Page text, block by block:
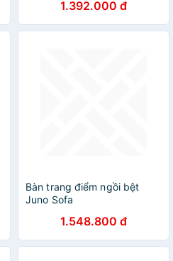
1.392.000 đ
Bàn trang điểm ngồi bệt
Juno Sofa
1.548.800 đ